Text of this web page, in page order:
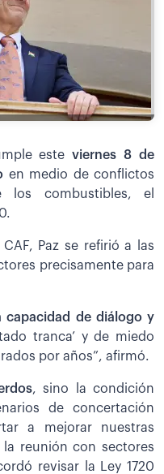
esteviernes 8 de
en medio de conflictos
combustibles, el
Paz se refirió a las
precisamente para
capacidad de diálogo y
tranca’ y de miedo
por años”, afirmó.
, sino la condición
de concertación
a mejorar nuestras
la reunión con sectores
revisar la Ley 1720